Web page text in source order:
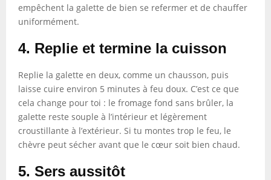
empêchent la galette de bien se refermer et de chauffer
uniformément.
4. Replie et termine la cuisson
Replie la galette en deux, comme un chausson, puis
laisse cuire environ 5 minutes à feu doux. C’est ce que
cela change pour toi : le fromage fond sans brûler, la
galette reste souple à l’intérieur et légèrement
croustillante à l’extérieur. Si tu montes trop le feu, le
chèvre peut sécher avant que le cœur soit bien chaud.
5. Sers aussitôt